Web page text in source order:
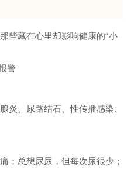
藏在心里却影响健康的”小
警
、尿路结石、性传播感染、
总想尿尿，但每次尿很少；